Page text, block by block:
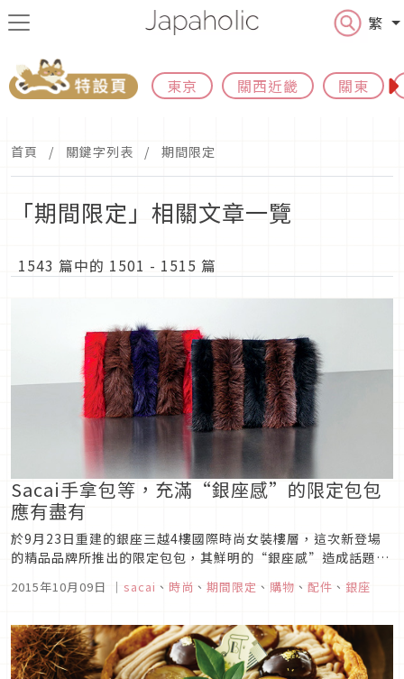
繁
東京 關西近畿 關東
首頁 關鍵字列表 期間限定
「期間限定」相關文章一覽
1543 篇中的 1501 - 1515 篇
Sacai手拿包等，充滿“銀座感”的限定包包
應有盡有
於9月23日重建的銀座三越4樓國際時尚女裝樓層，這次新登場
的精品品牌所推出的限定包包，其鮮明的“銀座感”造成話題。
色（其中1款為銀座三越限定款），此品牌採用本季主流的條紋
“...
2015年10月09日 ｜ sacai 、 時尚 、 期間限定 、 購物 、 配件 、 銀座